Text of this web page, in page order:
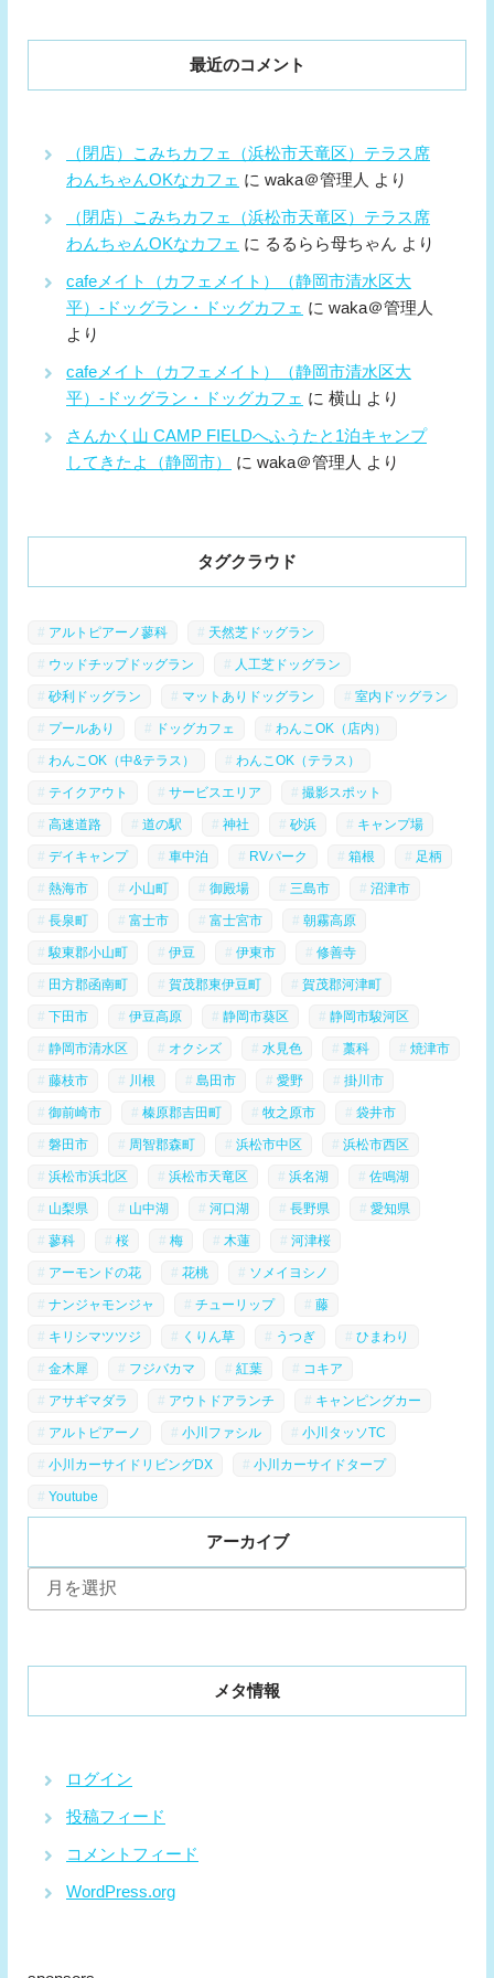
最近のコメント
（閉店）こみちカフェ（浜松市天竜区）テラス席
わんちゃんOKなカフェ に waka＠管理人 より
（閉店）こみちカフェ（浜松市天竜区）テラス席
わんちゃんOKなカフェ に るるらら母ちゃん より
cafeメイト（カフェメイト）（静岡市清水区大
平）-ドッグラン・ドッグカフェ に waka＠管理人
より
cafeメイト（カフェメイト）（静岡市清水区大
平）-ドッグラン・ドッグカフェ に 横山 より
さんかく山 CAMP FIELDへふうたと1泊キャンプ
してきたよ（静岡市）
に waka＠管理人 より
タグクラウド
アルトピアーノ蓼科 天然芝ドッグラン
ウッドチップドッグラン 人工芝ドッグラン
砂利ドッグラン マットありドッグラン 室内ドッグラン
プールあり ドッグカフェ わんこOK（店内）
わんこOK（中&テラス） わんこOK（テラス）
テイクアウト サービスエリア 撮影スポット
高速道路 道の駅 神社 砂浜 キャンプ場
デイキャンプ 車中泊 RVパーク 箱根 足柄
熱海市 小山町 御殿場 三島市 沼津市
長泉町 富士市 富士宮市 朝霧高原
駿東郡小山町 伊豆 伊東市 修善寺
田方郡函南町 賀茂郡東伊豆町 賀茂郡河津町
下田市 伊豆高原 静岡市葵区 静岡市駿河区
静岡市清水区 オクシズ 水見色 藁科 焼津市
藤枝市 川根 島田市 愛野 掛川市
御前崎市 榛原郡吉田町 牧之原市 袋井市
磐田市 周智郡森町 浜松市中区 浜松市西区
浜松市浜北区 浜松市天竜区 浜名湖 佐鳴湖
山梨県 山中湖 河口湖 長野県 愛知県
蓼科 桜 梅 木蓮 河津桜
アーモンドの花 花桃 ソメイヨシノ
ナンジャモンジャ チューリップ 藤
キリシマツツジ くりん草 うつぎ ひまわり
金木犀 フジバカマ 紅葉 コキア
アサギマダラ アウトドアランチ キャンピングカー
アルトピアーノ 小川ファシル 小川タッソTC
小川カーサイドリビングDX 小川カーサイドタープ
Youtube
アーカイブ
ー
メタ情報
ログイン
投稿フィード
コメントフィード
WordPress.org